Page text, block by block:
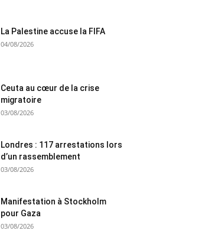
La Palestine accuse la FIFA
04/08/2026
Ceuta au cœur de la crise
migratoire
03/08/2026
Londres : 117 arrestations lors
d’un rassemblement
03/08/2026
Manifestation à Stockholm
pour Gaza
03/08/2026